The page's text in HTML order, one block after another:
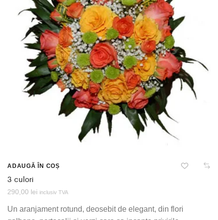
ADAUGĂ ÎN COȘ
3 culori
290,00 lei inclusiv TVA
Un aranjament rotund, deosebit de elegant, din flori